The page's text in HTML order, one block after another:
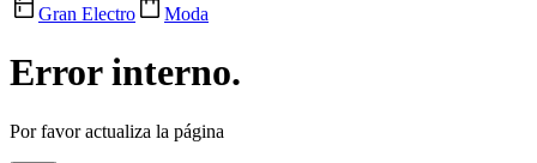
Gran Electro
Moda
Error interno.
Por favor actualiza la página